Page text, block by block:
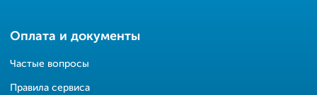
Оплата и документы
Частые вопросы
Правила сервиса